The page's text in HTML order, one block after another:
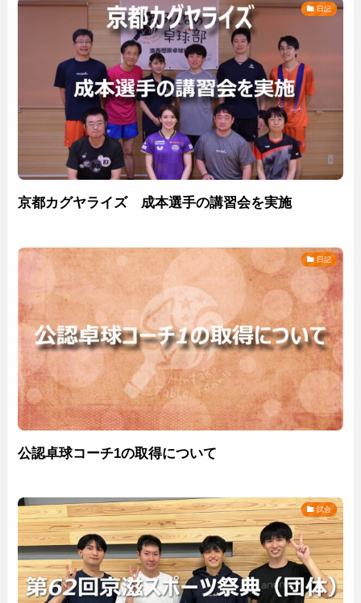
日記
京都カグヤライズ 成本選手の講習会を実施
日記
公認卓球コーチ1の取得について
試合